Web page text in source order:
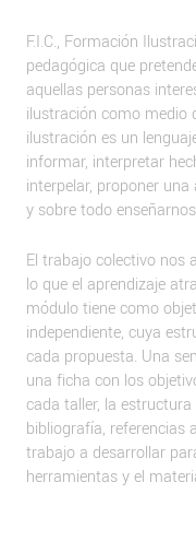
F.I.C., Formación
pedagógica que
aquellas personas
ilustración como medio
ilustración es un
informar, interpretar
interpelar, proponer
y sobre todo
El trabajo colectivo nos
lo que el aprendizaje
módulo tiene como
independiente, cuya
cada propuesta. Una
una ficha con los
cada taller, la
bibliografía, referencias
trabajo a desarrollar
herramientas y el